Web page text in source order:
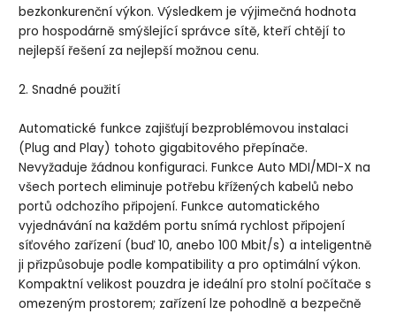
bezkonkurenční výkon. Výsledkem je výjimečná hodnota
pro hospodárně smýšlející správce sítě, kteří chtějí to
nejlepší řešení za nejlepší možnou cenu.
2. Snadné použití
Automatické funkce zajišťují bezproblémovou instalaci
(Plug and Play) tohoto gigabitového přepínače.
Nevyžaduje žádnou konfiguraci. Funkce Auto MDI/MDI-X na
všech portech eliminuje potřebu křížených kabelů nebo
portů odchozího připojení. Funkce automatického
vyjednávání na každém portu snímá rychlost připojení
síťového zařízení (buď 10, anebo 100 Mbit/s) a inteligentně
ji přizpůsobuje podle kompatibility a pro optimální výkon.
Kompaktní velikost pouzdra je ideální pro stolní počítače s
omezeným prostorem; zařízení lze pohodlně a bezpečně